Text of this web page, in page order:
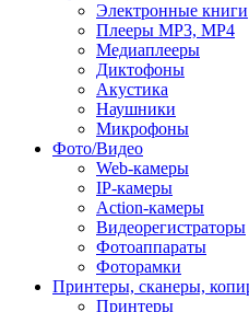
Электронные книги
Плееры MP3, MP4
Медиаплееры
Диктофоны
Акустика
Наушники
Микрофоны
Фото/Видео
Web-камеры
IP-камеры
Action-камеры
Видеорегистраторы
Фотоаппараты
Фоторамки
Принтеры, сканеры,
Принтеры